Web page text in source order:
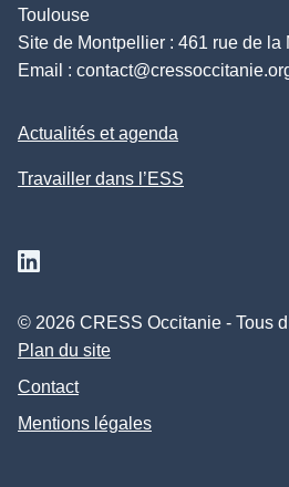
Toulouse
Site de Montpellier : 461 rue de la
Email :
Actualités et agenda
Travailler dans l’ESS
© 2026 CRESS Occitanie - Tous
Plan du site
Contact
Mentions légales